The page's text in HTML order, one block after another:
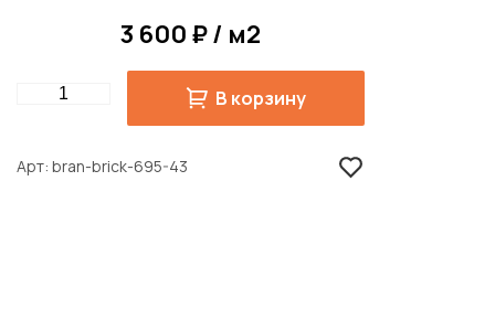
3 600 ₽ / м2
Quantity В корзину
Арт bran-brick-695-43